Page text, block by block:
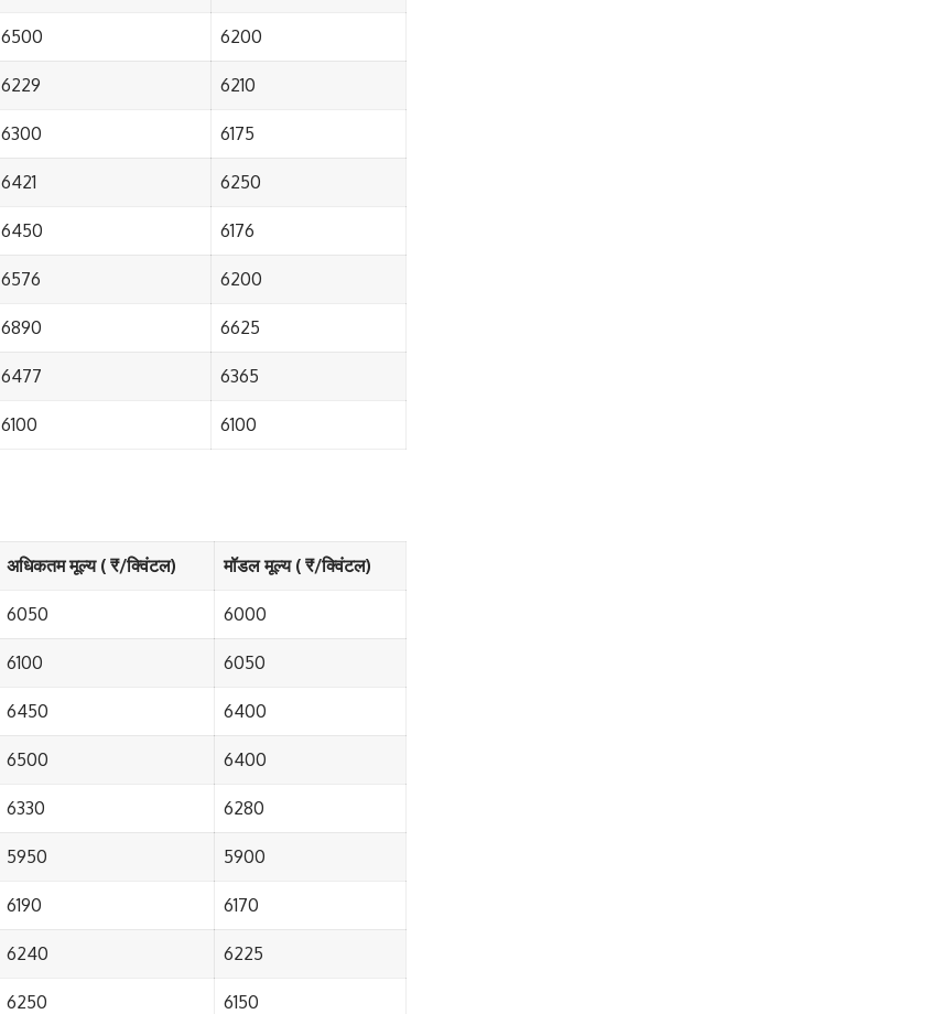
6500 6200
6229 6210
6300 6175
6421 6250
6450 6176
6576 6200
6890 6625
6477 6365
6100 6100
अधिकतम मूल्य ( ₹/क्विंटल) मॉडल मूल्य ( ₹/क्विंटल)
6050 6000
6100 6050
6450 6400
6500 6400
6330 6280
5950 5900
6190 6170
6240 6225
6250 6150